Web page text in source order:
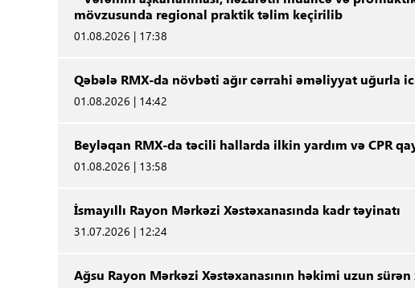
mövzusunda regional praktik təlim keçirilib
01.08.2026 | 17:38
Qəbələ RMX-da növbəti ağır cərrahi əməliyyat uğurla
01.08.2026 | 14:42
Beyləqan RMX-da təcili hallarda ilkin yardım və CPR
01.08.2026 | 13:58
İsmayıllı Rayon Mərkəzi Xəstəxanasında kadr təyinatı
31.07.2026 | 12:24
Ağsu Rayon Mərkəzi Xəstəxanasının həkimi uzun